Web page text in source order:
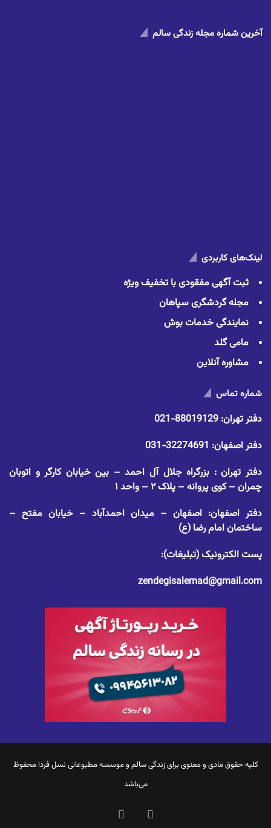
آخرین شماره مجله زندگی سالم
لینک‌های کاربردی
ثبت آگهی مفقودی با تخفیف ویژه
مجله گردشگری سپاهان
نمایندگی خدمات بوش
مامی گلد
مشاوره آنلاین
شماره تماس
دفتر تهران: 88019129-021
دفتر اصفهان: 32274691-031
دفتر تهران : بزرگراه جلال آل احمد – بین خیابان کارگر و اتوبان
چمران – کوی پروانه – پلاک ۲ – واحد ۱
دفتر اصفهان: اصفهان – میدان احمدآباد – خیابان مفتح –
ساختمان امام رضا (ع)
پست الکترونیک (تبلیغات):
zendegisalemad@gmail.com
کلیه حقوق مادی و معنوی برایزندگی سالم و موسسه مطبوعاتی نسل فردا محفوظ
می‌باشد
یوتیوب